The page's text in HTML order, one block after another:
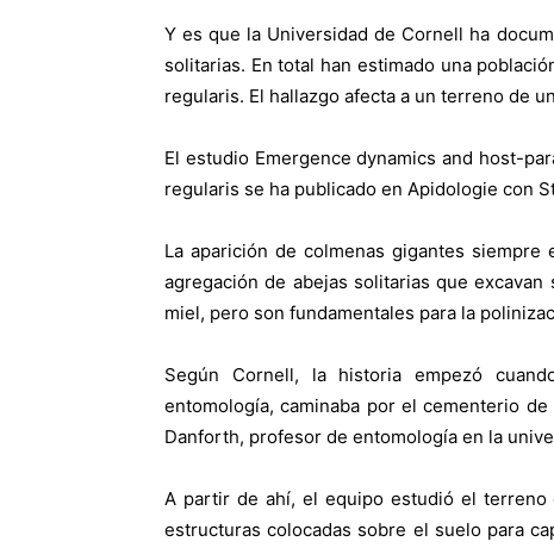
Y es que la Universidad de Cornell ha
solitarias. En total han estimado una
regularis. El hallazgo afecta a un terreno de
El estudio Emergence dynamics and host-
regularis se ha publicado en Apidologie con
La aparición de colmenas gigantes
agregación de abejas solitarias que
miel, pero son fundamentales para la
Según Cornell, la historia empezó
entomología, caminaba por el cementerio
Danforth, profesor de entomología en la
A partir de ahí, el equipo estudió el terreno
estructuras colocadas sobre el suelo para